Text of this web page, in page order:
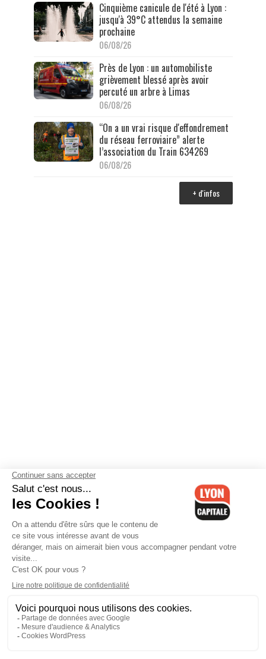
Cinquième canicule de l'été à Lyon :
jusqu'à 39°C attendus la semaine
prochaine
06/08/26
Près de Lyon : un automobiliste
grièvement blessé après avoir
percuté un arbre à Limas
06/08/26
“On a un vrai risque d'effondrement
du réseau ferroviaire” alerte
l’association du Train 634269
06/08/26
+ d'infos
Contactez-nous-Mentions légales-CGV-Politique de
confidentialité-Gestion des cookies